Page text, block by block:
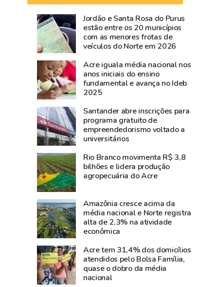
Governadora
Mailza
vai
ao
encontro
dos
moradores
do
bairro
de
Agosto
celebrar
os
124
anos
da
Revolução
Acreana
Há
124
anos
coronel
Plácido
de
Castro
rendia
intendência
boliviana
em
Xapuri
iniciava
guerra
para
fazer
Acre
Jordão e Santa Rosa do Purus
estão entre os 20 municípios
com as menores frotas de
veículos do Norte em 2026
Acre iguala média nacional nos
anos iniciais do ensino
fundamental e avança no Ideb
2025
Santander abre inscrições para
programa gratuito de
empreendedorismo voltado a
universitários
Rio Branco movimenta R$ 3,8
bilhões e lidera produção
agropecuária do Acre
Amazônia cresce acima da
média nacional e Norte registra
alta de 2,3% na atividade
econômica
Acre tem 31,4% dos domicílios
atendidos pelo Bolsa Família,
quase o dobro da média
nacional